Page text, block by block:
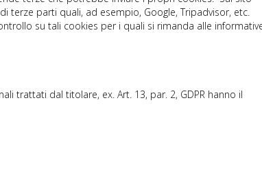
terze parti quali, ad esempio, Google, Tripadvisor, etc.
su tali cookies per i quali si rimanda alle
trattati dal titolare, ex. Art. 13, par. 2, GDPR hanno il